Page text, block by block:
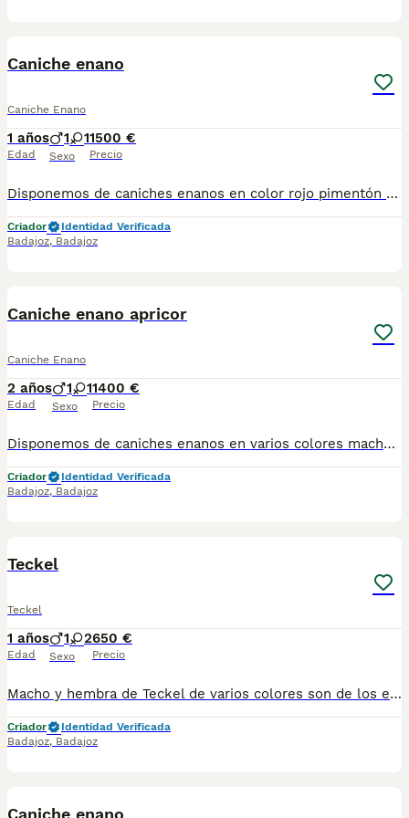
Caniche enano
Caniche Enano
1 años
Edad
1 1
Sexo
1500 €
Precio
Disponemos de caniches enanos en color rojo pimentón y color apricot se entrega con su documentación pasaporte y microchip vacunas y desparasitación hacemos envío a cualquier provincia y para su tranquilidad pueden pagar a contrareembolso no duden en contactar son auténticas miniaturas con una calidad de pelo extraordinaria 600881366
Criador
Identidad Verificada
Badajoz, Badajoz
Caniche enano apricor
Caniche Enano
2 años
Edad
1 1
Sexo
1400 €
Precio
Disponemos de caniches enanos en varios colores machos y hembras desparasitados vacunados con su garantía pasaporte y microchip hacemos envío y puede pagar totalmente a contrareembolso para más vídeos e información contactar al teléfono 600881366 núcleo 0612
Criador
Identidad Verificada
Badajoz, Badajoz
Teckel
Teckel
1 años
Edad
1 2
Sexo
650 €
Precio
Macho y hembra de Teckel de varios colores son de los enanos se entregan vacunados desparasitado pasaporte microchip se pueden mandar a cualquier provincia y se puede pagar totalmente a contrareembolso también se puede recoger en casa no dudéis en preguntar tlf 600881366
Criador
Identidad Verificada
Badajoz, Badajoz
Caniche enano